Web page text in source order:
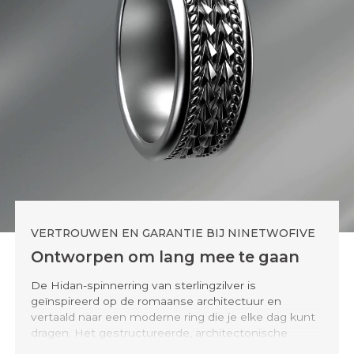
VERTROUWEN EN GARANTIE BIJ NINETWOFIVE
Ontworpen om lang mee te gaan
De Hidan-spinnerring van sterlingzilver is
geïnspireerd op de romaanse architectuur en
vertaald naar een moderne ring die je elke dag kunt
dragen. Het gestructureerde, architectonische